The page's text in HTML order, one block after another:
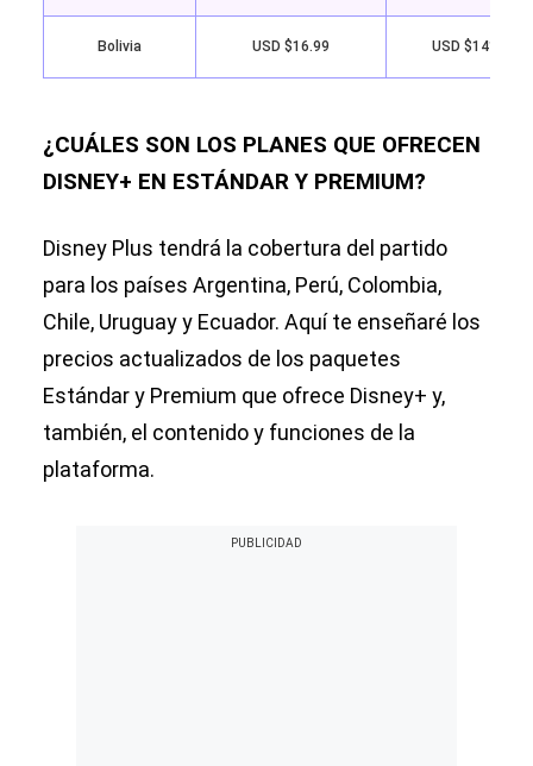
Bolivia USD $16.99 USD $141.99
¿CUÁLES SON LOS PLANES QUE OFRECEN
DISNEY+ EN ESTÁNDAR Y PREMIUM?
Disney Plus tendrá la cobertura del partido
para los países Argentina, Perú, Colombia,
Chile, Uruguay y Ecuador. Aquí te enseñaré los
precios actualizados de los paquetes
Estándar y Premium que ofrece Disney+ y,
también, el contenido y funciones de la
plataforma.